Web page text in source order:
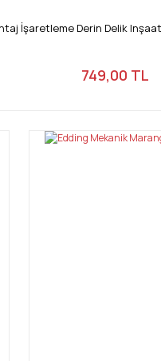
İşaretleme Derin Delik
749,00 TL